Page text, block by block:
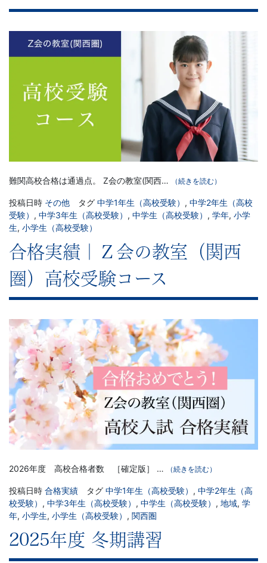
難関高校合格は通過点。 Z会の教室(関西… （続きを読む）
投稿日時 その他 タグ 中学1年生（高校受験） , 中学2年生（高校
受験） , 中学3年生（高校受験） , 中学生（高校受験） , 学年, 小学
生, 小学生（高校受験）
合格実績｜Ｚ会の教室（関西
圏）高校受験コース
2026年度 高校合格者数 ［確定版］ … （続きを読む）
投稿日時 合格実績 タグ 中学1年生（高校受験） , 中学2年生（高
校受験） , 中学3年生（高校受験） , 中学生（高校受験） , 地域, 学
年, 小学生, 小学生（高校受験） , 関西圏
2025年度 冬期講習